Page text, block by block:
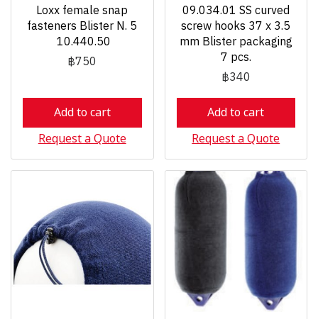
Loxx female snap
fasteners Blister N. 5
10.440.50
฿750
Add to cart
Request a Quote
09.034.01 SS curved
screw hooks 37 x 3.5
mm Blister packaging
7 pcs.
฿340
Add to cart
Request a Quote